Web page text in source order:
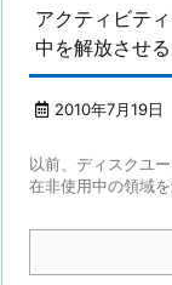
アクティビテ
中を解放させ
2010年7月19日
以前、ディスクユ
在非使用中の領域